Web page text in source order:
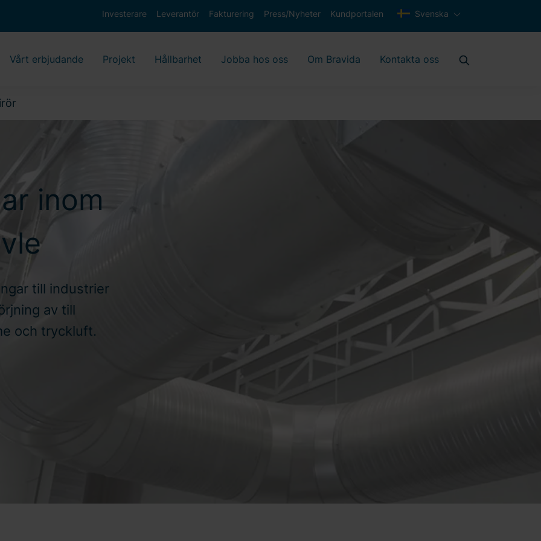
Investerare Leverantör Fakturering Press/Nyheter Kundportalen Svenska
Vårt erbjudande Projekt Hållbarhet Jobba hos oss Om Bravida Kontakta oss
inom
till industrier
av till
och tryckluft.